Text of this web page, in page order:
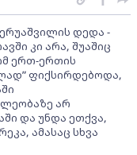
დედა -
კი არა, შუაშიც
ერთ-ერთის
ფიქსირდებოდა,
არ
და უნდა ეთქვა,
ამასაც სხვა